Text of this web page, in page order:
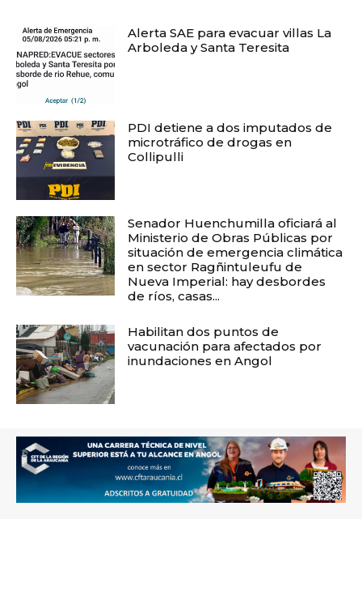
Alerta SAE para evacuar villas La
Arboleda y Santa Teresita
PDI detiene a dos imputados de
microtráfico de drogas en
Collipulli
Senador Huenchumilla oficiará al
Ministerio de Obras Públicas por
situación de emergencia climática
en sector Ragñintuleufu de
Nueva Imperial: hay desbordes
de ríos, casas...
Habilitan dos puntos de
vacunación para afectados por
inundaciones en Angol